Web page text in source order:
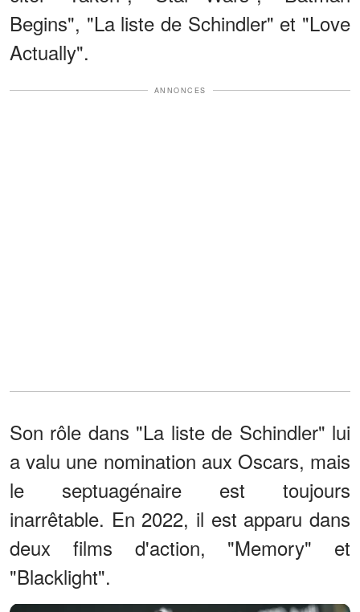
Begins", "La liste de Schindler" et "Love
Actually".
ANNONCES
Son rôle dans "La liste de Schindler" lui
a valu une nomination aux Oscars, mais
le septuagénaire est toujours
inarrêtable. En 2022, il est apparu dans
deux films d'action, "Memory" et
"Blacklight".